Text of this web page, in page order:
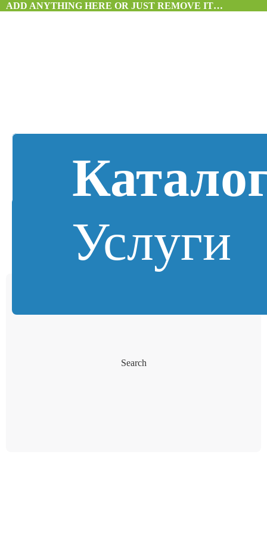
ADD ANYTHING HERE OR JUST REMOVE IT…
Услуги
Search